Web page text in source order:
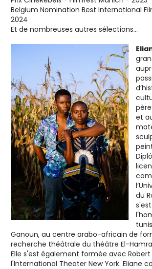
Belgium Nomination Best International
2024
Et de nombreuses autres sélections...
et
du
Ganoun, au centre arabo-africain de
recherche théâtrale du théâtre El-
Elle s'est également formée avec
l'International Theater New York. Eliane